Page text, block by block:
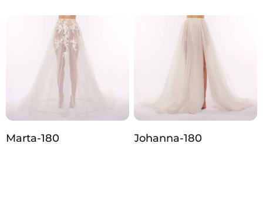
Marta-180 Johanna‑180